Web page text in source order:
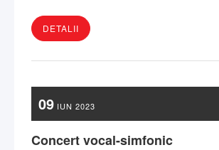
DETALII
09 IUN 2023
Concert vocal-simfonic